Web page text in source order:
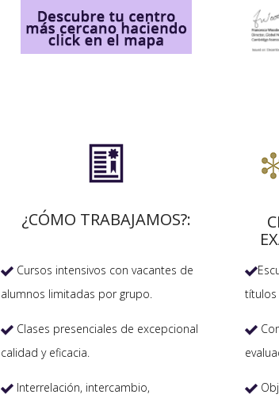

¿CÓMO TRABAJAMOS?:
 Cursos intensivos con vacantes de
alumnos limitadas por grupo.
 Clases presenciales de excepcional
calidad y eficacia.
 Interrelación, intercambio,

títulos

